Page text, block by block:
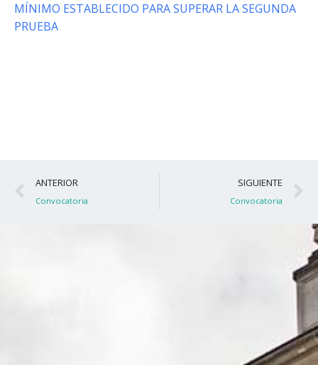
MÍNIMO ESTABLECIDO PARA SUPERAR LA SEGUNDA
PRUEBA
Ant
ANTERIOR
Convocatoria
SIGUIENTE
Convocatoria